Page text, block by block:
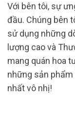
Với bên tôi, sự
đầu. Chúng bên
sử dụng những
lượng cao và
mang quán hoa
những sản
nhất vô nhị!